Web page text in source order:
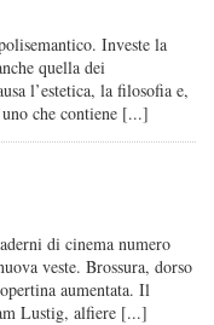
Investe la
quella dei
l’estetica, la filosofia e,
che contiene [...]
di cinema numero
veste. Brossura, dorso
aumentata. Il
Lustig, alfiere [...]